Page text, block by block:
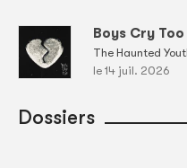
Boys Cry Too
The Haunted
le 14 juil. 2026
Dossiers